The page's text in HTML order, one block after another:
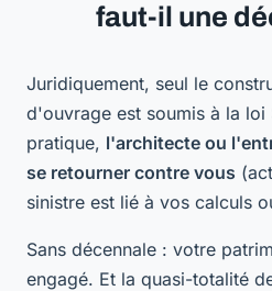
faut-il une
Juridiquement, seul le
d'ouvrage est soumis à la loi
pratique, l'architecte ou
se retourner contre vous
sinistre est lié à vos calculs
Sans décennale : votre
engagé. Et la quasi-totalité